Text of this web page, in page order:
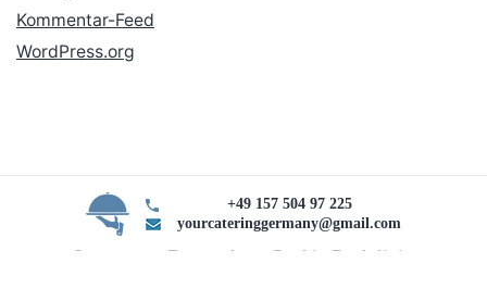
Kommentar-Feed
WordPress.org
+49 157 504 97 225
yourcateringgermany@gmail.com
Impressum Datenschutz Cookie Rechtlinie